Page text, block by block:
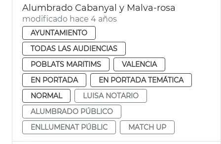
Alumbrado Cabanyal y Malva-rosa
modificado hace 4 años
AYUNTAMIENTO
TODAS LAS AUDIENCIAS
POBLATS MARITIMS
VALENCIA
EN PORTADA
EN PORTADA TEMÁTICA
NORMAL
LUISA NOTARIO
ALUMBRADO PÚBLICO
ENLLUMENAT PÚBLIC
MATCH UP